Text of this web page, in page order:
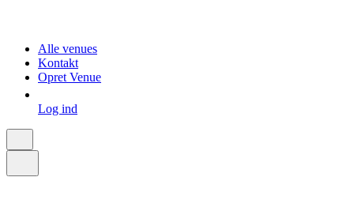
Alle venues
Kontakt
Opret Venue
Log ind